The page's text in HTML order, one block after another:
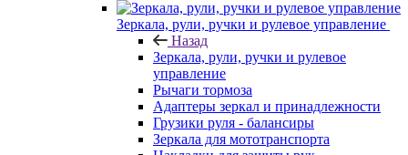
Зеркала, рули, ручки и рулевое управление
Назад
Зеркала, рули, ручки и рулевое
управление
Рычаги тормоза
Адаптеры зеркал и принадлежности
Грузики руля - балансиры
Зеркала для мототранспорта